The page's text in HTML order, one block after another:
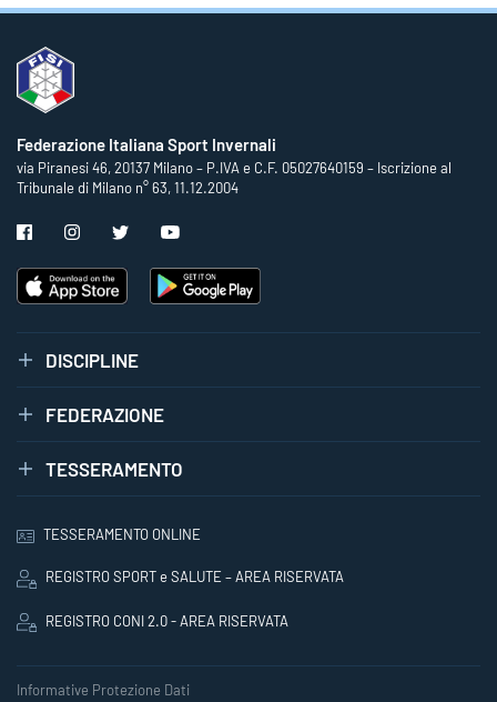
Federazione Italiana Sport Invernali
via Piranesi 46, 20137 Milano – P.IVA e C.F. 05027640159 – Iscrizione al
Tribunale di Milano n° 63, 11.12.2004
DISCIPLINE
FEDERAZIONE
TESSERAMENTO
TESSERAMENTO ONLINE
REGISTRO SPORT e SALUTE – AREA RISERVATA
REGISTRO CONI 2.0 - AREA RISERVATA
Informative Protezione Dati